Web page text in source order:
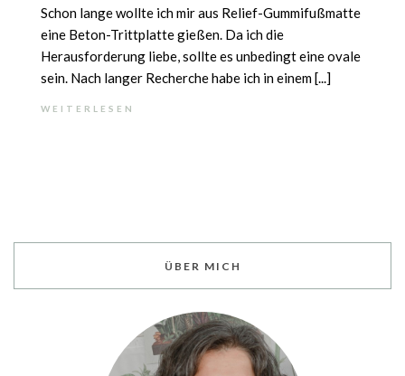
Schon lange wollte ich mir aus Relief-Gummifußmatte
eine Beton-Trittplatte gießen. Da ich die
Herausforderung liebe, sollte es unbedingt eine ovale
sein. Nach langer Recherche habe ich in einem [...]
WEITERLESEN
ÜBER MICH